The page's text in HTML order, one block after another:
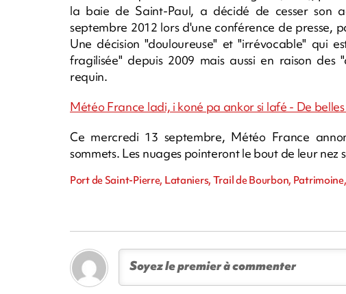
la baie de Saint-Paul, a décidé de cesser son
septembre 2012 lors d'une conférence de presse,
Une décision "douloureuse" et "irrévocable" qui
fragilisée" depuis 2009 mais aussi en raison des
requin.
Météo France ladi, i koné pa ankor si lafé - De
Ce mercredi 13 septembre, Météo France
sommets. Les nuages pointeront le bout de leur nez
Port de Saint-Pierre, Lataniers, Trail de Bourbon,